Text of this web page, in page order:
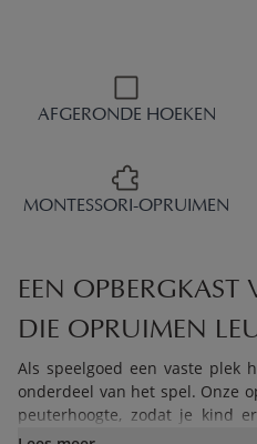
AFGERONDE HOEKEN
MONTESSORI-OPRUIMEN
EEN OPBERGKAST
DIE OPRUIMEN
Als speelgoed een vaste plek
onderdeel van het spel. Onze
peuterhoogte, zodat je kind
speelgoedkast «Ellipse»